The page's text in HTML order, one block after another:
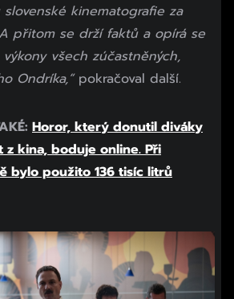
kinematografie za
přitom se drží faktů a opírá se
všech zúčastněných,
Ondríka,“pokračoval další.
Horor, který donutil diváky
z kina, boduje online. Při
bylo použito 136 tisíc litrů